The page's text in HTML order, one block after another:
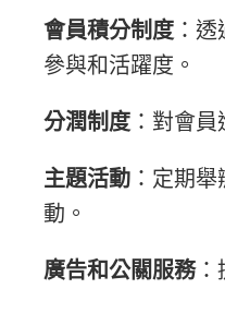
會員積分制度：透
參與和活躍度。
分潤制度：對會員
主題活動 ：定期
動。
廣告和公關服務：